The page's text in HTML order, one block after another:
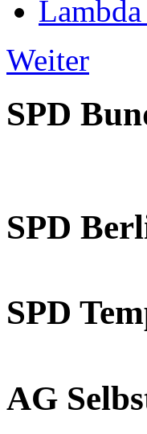
Weiter
SPD
SPD
SPD
AG